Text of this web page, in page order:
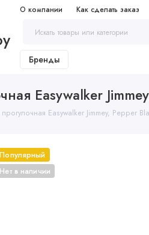
О компании Как сделать заказ
Бренды
Easywalker
Easywalker Jimmey, Pepper
Популярный
Нет в наличии